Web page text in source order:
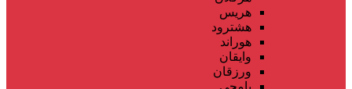
هریس
هشترود
هوراند
وایقان
ورزقان
یامچی